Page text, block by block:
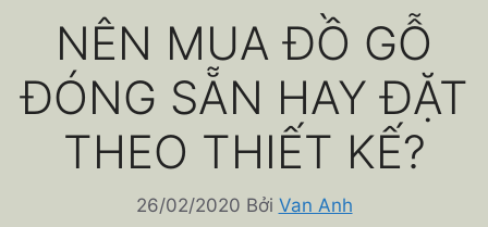
NÊN MUA ĐỒ GỖ
ĐÓNG SẴN HAY ĐẶT
THEO THIẾT KẾ?
26/02/2020 Bởi Van Anh